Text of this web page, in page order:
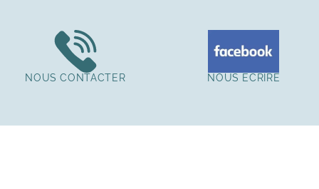
NOUS CONTACTER NOUS ÉCRIRE